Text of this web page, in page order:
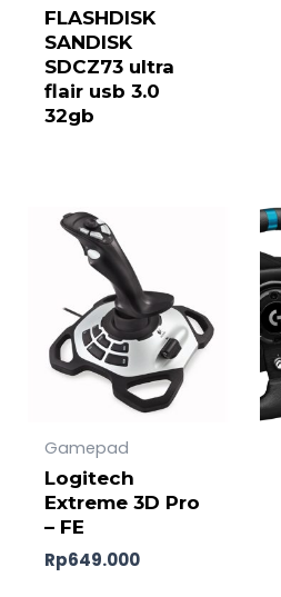
FLASHDISK
SANDISK
SDCZ73 ultra
flair usb 3.0
32gb
Gamepad
Logitech
Extreme 3D Pro
– FE
Rp649.000